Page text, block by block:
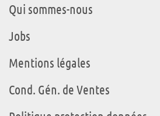
Qui sommes-nous
Jobs
Mentions légales
Cond. Gén. de Ventes